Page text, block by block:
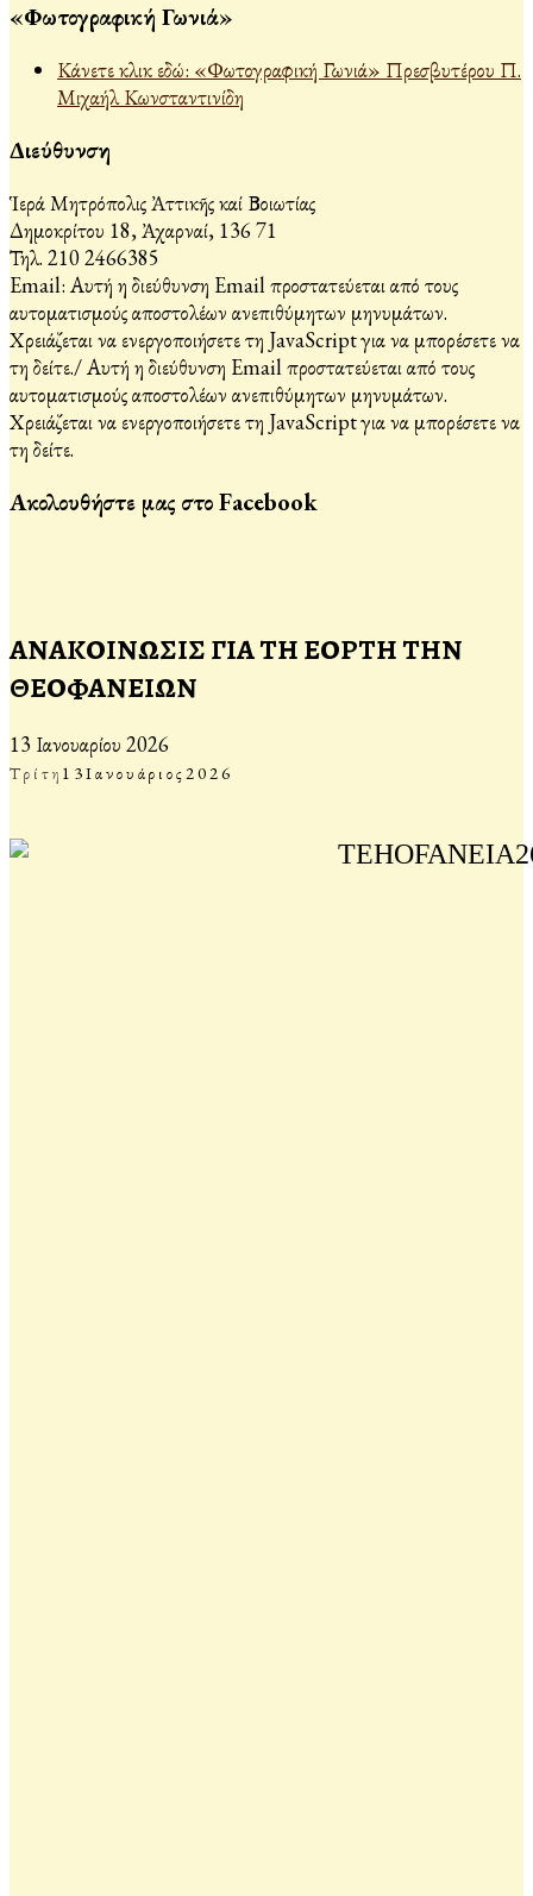
«Φωτογραφική Γωνιά»
Κάνετε κλικ εδώ: «Φωτογραφική Γωνιά» Πρεσβυτέρου Π.
Μιχαήλ Κωνσταντινίδη
Διεύθυνση
Ἱερά Μητρόπολις Ἀττικῆς καί Βοιωτίας
Δημοκρίτου 18, Ἀχαρναί, 136 71
Τηλ. 210 2466385
Email: Αυτή η διεύθυνση Email προστατεύεται από τους
αυτοματισμούς αποστολέων ανεπιθύμητων μηνυμάτων.
Χρειάζεται να ενεργοποιήσετε τη JavaScript για να μπορέσετε να
τη δείτε./Αυτή η διεύθυνση Email προστατεύεται από τους
αυτοματισμούς αποστολέων ανεπιθύμητων μηνυμάτων.
Χρειάζεται να ενεργοποιήσετε τη JavaScript για να μπορέσετε να
τη δείτε.
Ακολουθήστε μας στο Facebook
ΑΝΑΚΟΙΝΩΣΙΣ ΓΙΑ ΤΗ ΕΟΡΤΗ ΤΗΝ
ΘΕΟΦΑΝΕΙΩΝ
13 Ιανουαρίου 2026
Τρίτη 13Ιανουάριος2026